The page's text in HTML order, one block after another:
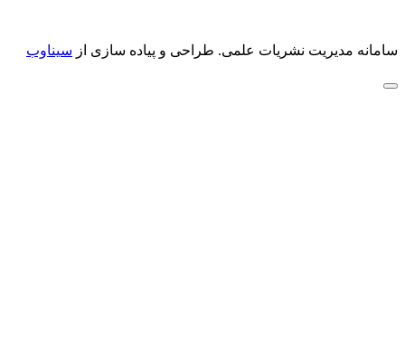
سامانه مدیریت نشریات علمی. طراحی و پیاده سازی از سیناوب